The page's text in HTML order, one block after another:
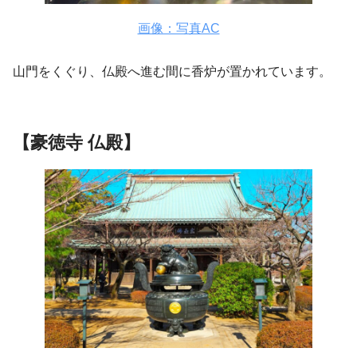
画像：写真AC
山門をくぐり、仏殿へ進む間に香炉が置かれています。
【豪徳寺 仏殿】